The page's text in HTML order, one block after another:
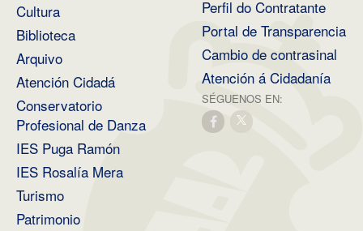
Cultura
Biblioteca
Arquivo
Atención Cidadá
Conservatorio
Profesional de Danza
IES Puga Ramón
IES Rosalía Mera
Turismo
Patrimonio
Perfil do Contratante
Portal de Transparencia
Cambio de contrasinal
Atención á Cidadanía
SÉGUENOS EN: